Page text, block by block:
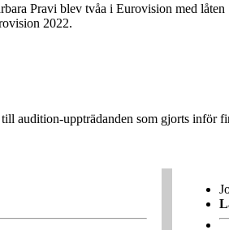
Pravi blev tvåa i Eurovision med låten
2022.
audition-uppträdanden som gjorts inför